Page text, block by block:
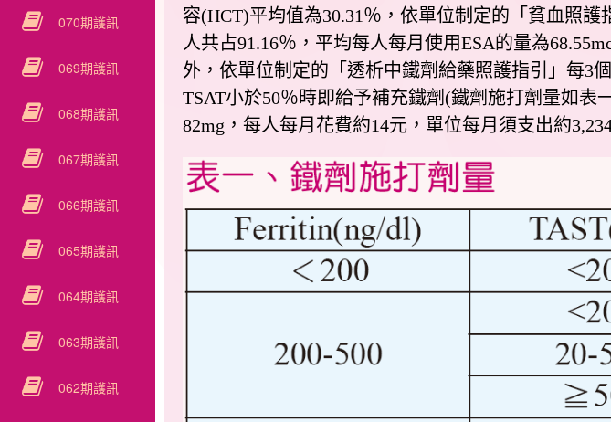
070期護訊
069期護訊
068期護訊
067期護訊
066期護訊
065期護訊
064期護訊
063期護訊
062期護訊
容(HCT)平均值為30.31％，依單位制定的「貧血照
人共占91.16％，平均每人每月使用ESA的量為
外，依單位制定的「透析中鐵劑給藥照護指引」每3
TSAT小於50％時即給予補充鐵劑(鐵劑施打劑量如
82mg，每人每月花費約14元，單位每月須支出約